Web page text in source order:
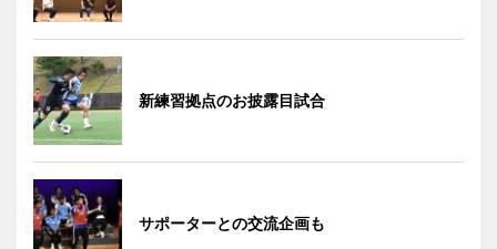
新練習拠点のお披露目試合
サポーターとの交流企画も